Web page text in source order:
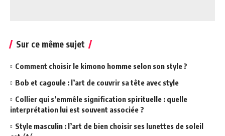
Sur ce même sujet
Comment choisir le kimono homme selon son style ?
Bob et cagoule : l’art de couvrir sa tête avec style
Collier qui s’emmêle signification spirituelle : quelle
interprétation lui est souvent associée ?
Style masculin : l’art de bien choisir ses lunettes de soleil